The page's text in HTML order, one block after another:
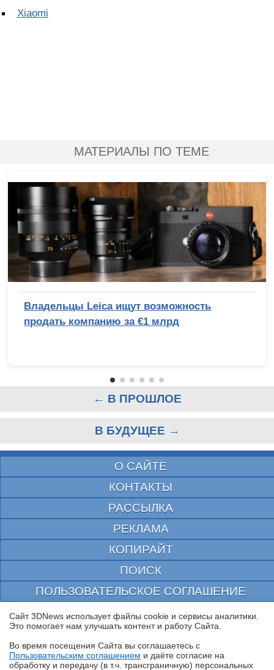
Xiaomi
МАТЕРИАЛЫ ПО ТЕМЕ
Владельцы Leica ищут возможность
продать компанию за €1 млрд
← В ПРОШЛОЕ
В БУДУЩЕЕ →
О САЙТЕ
КОНТАКТЫ
РАССЫЛКА
РЕКЛАМА
КОПИРАЙТ
ПОИСК
ПОЛЬЗОВАТЕЛЬСКОЕ СОГЛАШЕНИЕ
ЗАЩИЩЕНО CURATOR
© 1997—2026 Электронное периодическое издание "3ДНьюс" | Свидетельство о
выдано Федеральной Службой по надзору за соблюдением законодательства в сфере
массовых коммуникаций и охране культурного наследия
Сайт 3DNews использует файлы cookie и сервисы аналитики.
Это помогает нам улучшать контент и работу Cайта.
Во время посещения Cайта вы соглашаетесь с
Пользовательским соглашением и даёте согласие на
обработку и передачу (в т.ч. трансграничную) персональных